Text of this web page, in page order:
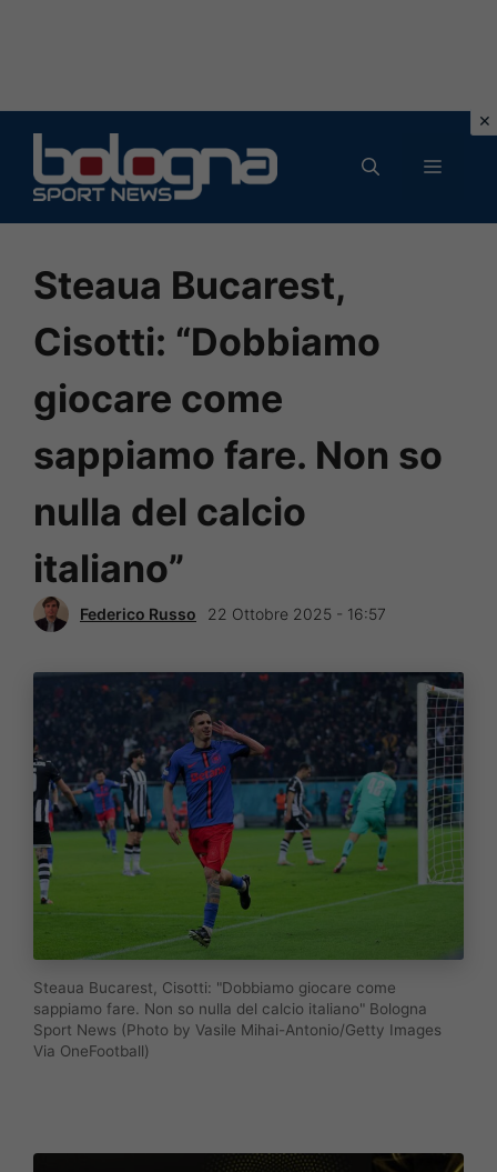
contenuto
MENU
Steaua Bucarest,
Cisotti: “Dobbiamo
giocare come
sappiamo fare. Non so
nulla del calcio
italiano”
Federico Russo 22 Ottobre 2025 - 16:57
Steaua Bucarest, Cisotti: "Dobbiamo giocare come
sappiamo fare. Non so nulla del calcio italiano" Bologna
Sport News (Photo by Vasile Mihai-Antonio/Getty Images
Via OneFootball)